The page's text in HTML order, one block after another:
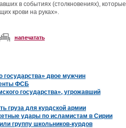
в событиях (столкновениях), которые
крови на руках».
напечатать
государства» двое мужчин
ФСБ
государства», угрожавший
груза для курдской армии
удары по исламистам в Сирии
группу школьников-курдов